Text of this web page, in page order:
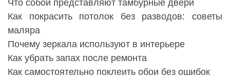
Что собой представляют тамбурные двери
Как покрасить потолок без разводов: советы
маляра
Почему зеркала используют в интерьере
Как убрать запах после ремонта
Как самостоятельно поклеить обои без ошибок